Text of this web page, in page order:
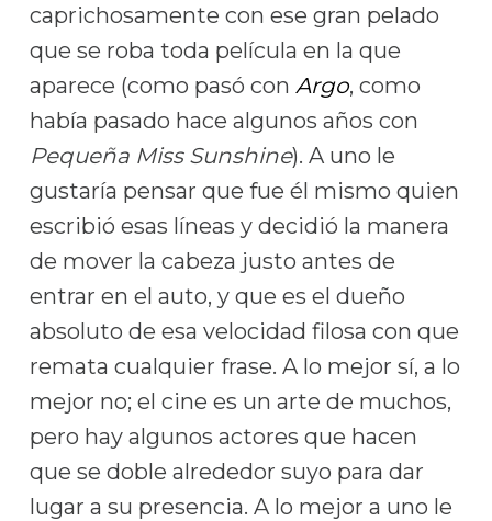
caprichosamente con ese gran pelado
que se roba toda película en la que
aparece (como pasó con Argo, como
había pasado hace algunos años con
Pequeña Miss Sunshine). A uno le
gustaría pensar que fue él mismo quien
escribió esas líneas y decidió la manera
de mover la cabeza justo antes de
entrar en el auto, y que es el dueño
absoluto de esa velocidad filosa con que
remata cualquier frase. A lo mejor sí, a lo
mejor no; el cine es un arte de muchos,
pero hay algunos actores que hacen
que se doble alrededor suyo para dar
lugar a su presencia. A lo mejor a uno le